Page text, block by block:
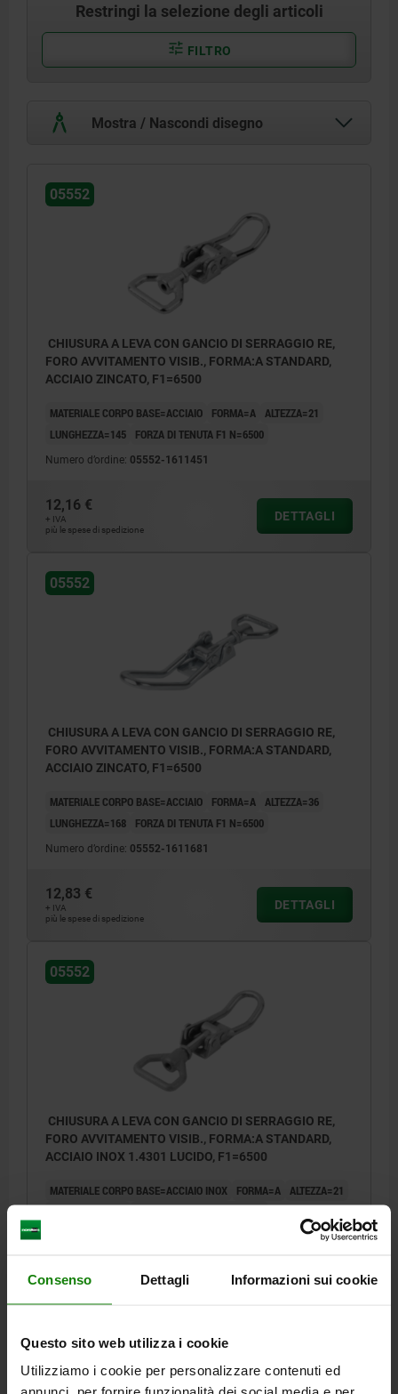
Consenso Dettagli Informazioni sui cookie
Questo sito web utilizza i cookie
Utilizziamo i cookie per personalizzare contenuti ed
Restringi la selezione degli articoli
FILTRO
Mostra / Nascondi disegno
05552
CHIUSURA A LEVA CON GANCIO DI SERRAGGIO RE,
FORO AVVITAMENTO VISIB., FORMA:A STANDARD,
ACCIAIO ZINCATO, F1=6500
MATERIALE CORPO BASE=ACCIAIO FORMA=A ALTEZZA=21
LUNGHEZZA=145
FORZA DI TENUTA F1 N=6500
Numero d’ordine: 05552-1611451
12,16 €
+ IVA
più le spese di spedizione
DETTAGLI
05552
CHIUSURA A LEVA CON GANCIO DI SERRAGGIO RE,
FORO AVVITAMENTO VISIB., FORMA:A STANDARD,
ACCIAIO ZINCATO, F1=6500
MATERIALE CORPO BASE=ACCIAIO FORMA=A ALTEZZA=36
LUNGHEZZA=168
FORZA DI TENUTA F1 N=6500
Numero d’ordine: 05552-1611681
12,83 €
+ IVA
più le spese di spedizione
DETTAGLI
05552
CHIUSURA A LEVA CON GANCIO DI SERRAGGIO RE,
FORO AVVITAMENTO VISIB., FORMA:A STANDARD,
ACCIAIO INOX 1.4301 LUCIDO, F1=6500
MATERIALE CORPO BASE=ACCIAIO INOX FORMA=A ALTEZZA=21
36,28 €
più le spese di spedizione